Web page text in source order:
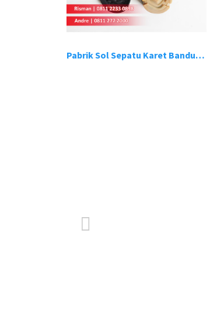
Pabrik Sol Sepatu Karet Bandung 17